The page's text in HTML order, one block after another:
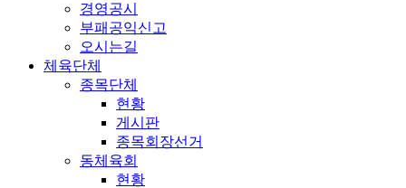
경영공시
부패공익신고
오시는길
체육단체
종목단체
현황
게시판
종목회장선거
동체육회
현황